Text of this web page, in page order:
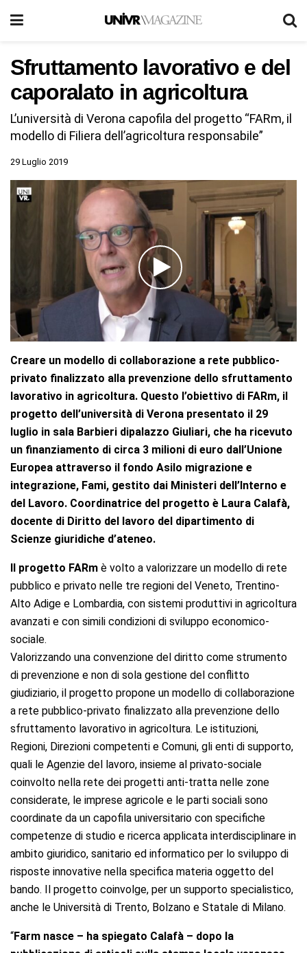
Sfruttamento lavorativo e del
caporalato in agricoltura
L’università di Verona capofila del progetto “FARm, il
modello di Filiera dell’agricoltura responsabile”
29 Luglio 2019
Creare un modello di collaborazione a rete pubblico-
privato finalizzato alla prevenzione dello sfruttamento
lavorativo in agricoltura. Questo l’obiettivo di FARm, il
progetto dell’università di Verona presentato il 29
luglio in sala Barbieri dipalazzo Giuliari, che ha ricevuto
un finanziamento di circa 3 milioni di euro dall’Unione
Europea attraverso il fondo Asilo migrazione e
integrazione, Fami, gestito dai Ministeri dell’Interno e
del Lavoro. Coordinatrice del progetto è Laura Calafà,
docente di Diritto del lavoro del dipartimento di
Scienze giuridiche d’ateneo.
Il progetto FARm è volto a valorizzare un modello di rete
pubblico e privato nelle tre regioni del Veneto, Trentino-
Alto Adige e Lombardia, con sistemi produttivi in agricoltura
avanzati e con simili condizioni di sviluppo economico-
sociale.
Valorizzando una convenzione del diritto come strumento
di prevenzione e non di sola gestione del conflitto
giudiziario, il progetto propone un modello di collaborazione
a rete pubblico-privato finalizzato alla prevenzione dello
sfruttamento lavorativo in agricoltura. Le istituzioni,
Regioni, Direzioni competenti e Comuni, gli enti di supporto,
quali le Agenzie del lavoro, insieme al privato-sociale
coinvolto nella rete dei progetti anti-tratta nelle zone
considerate, le imprese agricole e le parti sociali sono
coordinate da un capofila universitario con specifiche
competenze di studio e ricerca applicata interdisciplinare in
ambito giuridico, sanitario ed informatico per lo sviluppo di
risposte innovative nella specifica materia oggetto del
bando. Il progetto coinvolge, per un supporto specialistico,
anche le Università di Trento, Bolzano e Statale di Milano.
“Farm nasce – ha spiegato Calafà – dopo la